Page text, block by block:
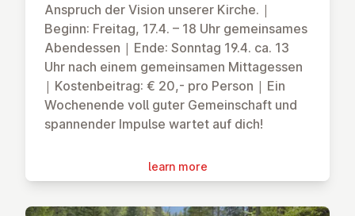
Anspruch der Vision unserer Kirche. |
Beginn: Freitag, 17.4. – 18 Uhr gemeinsames
Abendessen | Ende: Sonntag 19.4. ca. 13
Uhr nach einem gemeinsamen Mittagessen
| Kostenbeitrag: € 20,- pro Person | Ein
Wochenende voll guter Gemeinschaft und
spannender Impulse wartet auf dich!
learn more